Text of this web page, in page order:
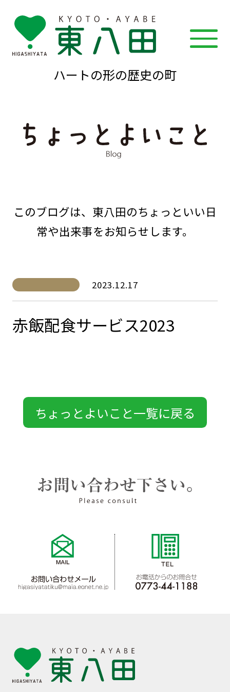
ハートの形の歴史の町
このブログは、東八田のちょっといい日
常や出来事をお知らせします。
2023.12.17
赤飯配食サービス2023
ちょっとよいこと一覧に戻る